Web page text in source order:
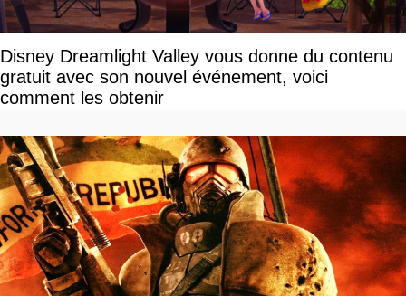
Disney Dreamlight Valley vous donne du contenu
gratuit avec son nouvel événement, voici
comment les obtenir